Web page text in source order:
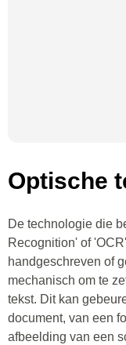
Optische
De technologie die
Recognition' of
handgeschreven of
mechanisch om te
tekst. Dit kan
document, van een
afbeelding van een